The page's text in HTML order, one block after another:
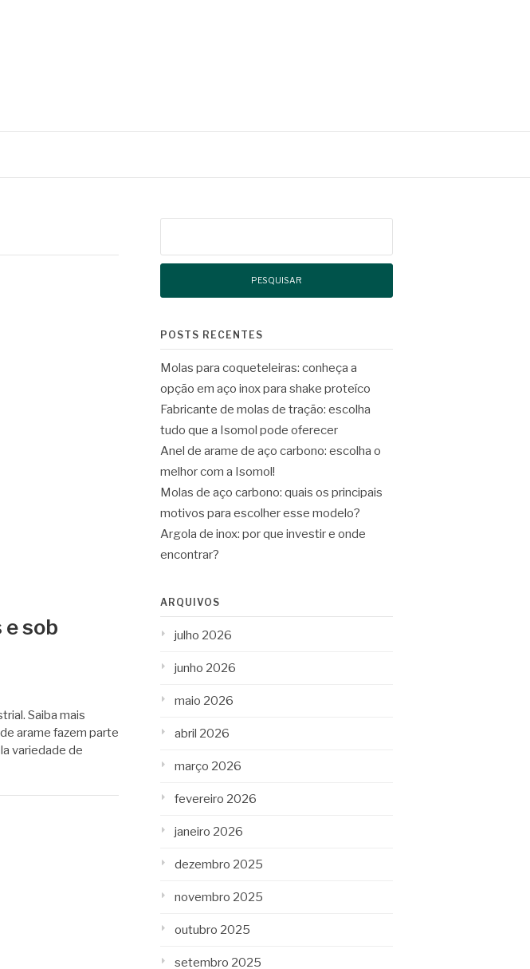
sob
Saiba mais
arame fazem parte
variedade de
POSTS RECENTES
Molas para coqueteleiras: conheça a
opção em aço inox para shake proteíco
Fabricante de molas de tração: escolha
tudo que a Isomol pode oferecer
Anel de arame de aço carbono: escolha o
melhor com a Isomol!
Molas de aço carbono: quais os principais
motivos para escolher esse modelo?
Argola de inox: por que investir e onde
encontrar?
ARQUIVOS
julho 2026
junho 2026
maio 2026
abril 2026
março 2026
fevereiro 2026
janeiro 2026
dezembro 2025
novembro 2025
outubro 2025
setembro 2025